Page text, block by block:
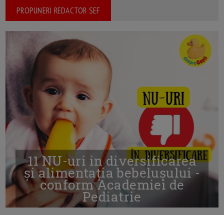
PROPUNERI REDACTOR SEF
11 NU-uri in diversificarea
și alimentația bebelușului -
conform Academiei de
Pediatrie